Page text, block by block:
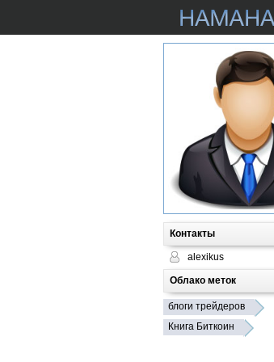
Контакты
alexikus
Облако меток
блоги трейдеров
Книга Биткоин